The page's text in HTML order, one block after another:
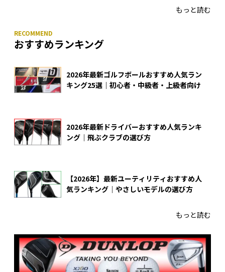
もっと読む
おすすめランキング
2026年最新ゴルフボールおすすめ人気ラン
キング25選｜初心者・中級者・上級者向け
2026年最新ドライバーおすすめ人気ランキ
ング｜飛ぶクラブの選び方
【2026年】最新ユーティリティおすすめ人
気ランキング｜やさしいモデルの選び方
もっと読む